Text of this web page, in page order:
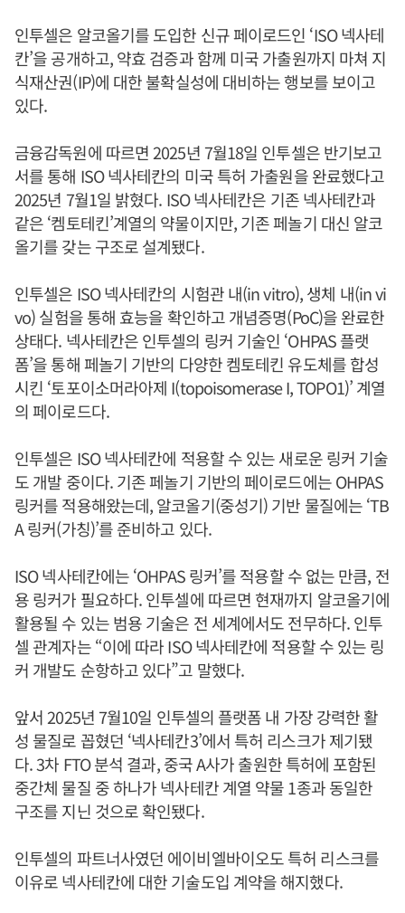
인투셀은 알코올기를 도입한 신규 페이로드인 ‘ISO 넥사테
칸’을 공개하고, 약효 검증과 함께 미국 가출원까지 마쳐 지
식재산권(IP)에 대한 불확실성에 대비하는 행보를 보이고
있다.
금융감독원에 따르면 2025년 7월18일 인투셀은 반기보고
서를 통해 ISO 넥사테칸의 미국 특허 가출원을 완료했다고
2025년 7월1일 밝혔다. ISO 넥사테칸은 기존 넥사테칸과
같은 ‘켐토테킨’계열의 약물이지만, 기존 페놀기 대신 알코
올기를 갖는 구조로 설계됐다.
인투셀은 ISO 넥사테칸의 시험관 내(in vitro), 생체 내(in vi
vo) 실험을 통해 효능을 확인하고 개념증명(PoC)을 완료한
상태다. 넥사테칸은 인투셀의 링커 기술인 ‘OHPAS 플랫
폼’을 통해 페놀기 기반의 다양한 켐토테킨 유도체를 합성
시킨 ‘토포이소머라아제 I(topoisomerase I, TOPO1)’ 계열
의 페이로드다.
인투셀은 ISO 넥사테칸에 적용할 수 있는 새로운 링커 기술
도 개발 중이다. 기존 페놀기 기반의 페이로드에는 OHPAS
링커를 적용해왔는데, 알코올기(중성기) 기반 물질에는 ‘TB
A 링커(가칭)’를 준비하고 있다.
ISO 넥사테칸에는 ‘OHPAS 링커’를 적용할 수 없는 만큼, 전
용 링커가 필요하다. 인투셀에 따르면 현재까지 알코올기에
활용될 수 있는 범용 기술은 전 세계에서도 전무하다. 인투
셀 관계자는 “이에 따라 ISO 넥사테칸에 적용할 수 있는 링
커 개발도 순항하고 있다”고 말했다.
앞서 2025년 7월10일 인투셀의 플랫폼 내 가장 강력한 활
성 물질로 꼽혔던 ‘넥사테칸3’에서 특허 리스크가 제기됐
다. 3차 FTO 분석 결과, 중국 A사가 출원한 특허에 포함된
중간체 물질 중 하나가 넥사테칸 계열 약물 1종과 동일한
구조를 지닌 것으로 확인됐다.
인투셀의 파트너사였던 에이비엘바이오도 특허 리스크를
이유로 넥사테칸에 대한 기술도입 계약을 해지했다.